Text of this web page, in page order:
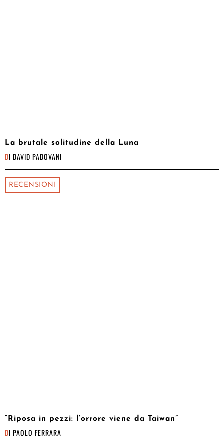
La brutale solitudine della Luna
DI DAVID PADOVANI
RECENSIONI
“Riposa in pezzi: l’orrore viene da Taiwan”
DI PAOLO FERRARA